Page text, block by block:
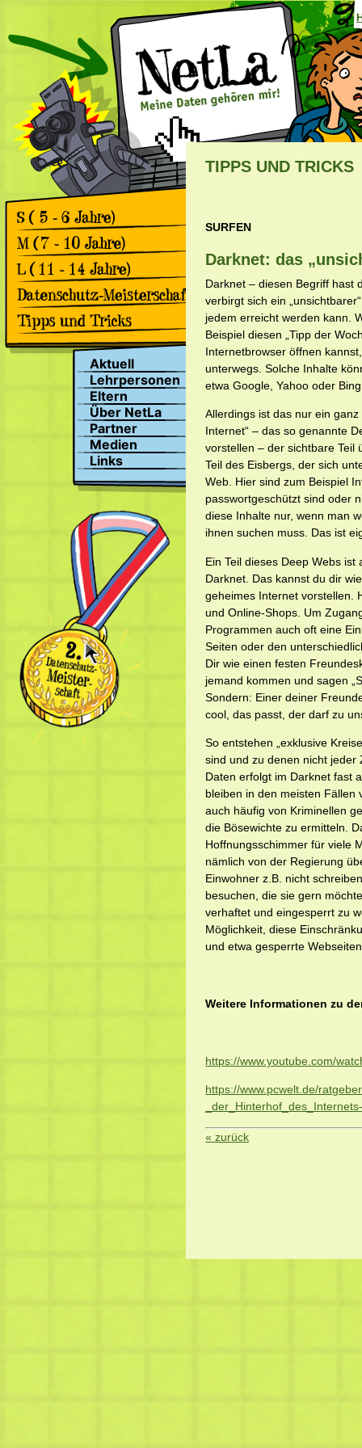
Games
Comics
Games
Comics
Games
Comics
Rückblick 2. Datenschutz-
Meisterschaft
Rückblick 1. Datenschutz-
Meisterschaft
Apps & Facebook
Surfen
Suchen
Aktuell
Lehrpersonen
Eltern
Über NetLa
Partner
Medien
Links
TIPPS UND TRICKS
SURFEN
Darknet: das
Darknet – diesen Begriff hast
verbirgt sich ein
jedem erreicht werden kann.
Beispiel diesen „Tipp der
Internetbrowser öffnen
unterwegs. Solche Inhalte
etwa Google, Yahoo oder
Allerdings ist das nur ein
Internet“ – das so genannte
vorstellen – der sichtbare Teil
Teil des Eisbergs, der sich
Web. Hier sind zum Beispiel
passwortgeschützt sind oder
diese Inhalte nur, wenn man
ihnen suchen muss. Das ist
Ein Teil dieses Deep Webs
Darknet. Das kannst du dir
geheimes Internet vorstellen.
und Online-Shops. Um
Programmen auch oft eine
Seiten oder den
Dir wie einen festen
jemand kommen und sagen
Sondern: Einer deiner
cool, das passt, der darf zu
So entstehen „exklusive
sind und zu denen nicht
Daten erfolgt im Darknet fast
bleiben in den meisten Fällen
auch häufig von Kriminellen
die Bösewichte zu ermitteln.
Hoffnungsschimmer für viele
nämlich von der Regierung
Einwohner z.B. nicht
besuchen, die sie gern
verhaftet und eingesperrt zu
Möglichkeit, diese
und etwa gesperrte
Weitere Informationen zu
https://www.youtube.com/
https://www.pcwelt.de/
« zurück